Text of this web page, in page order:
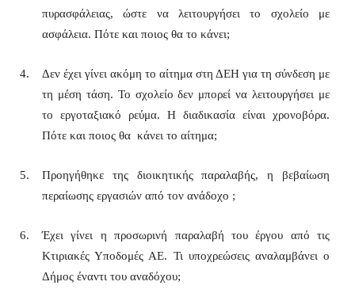
πυρασφάλειας, ώστε να λειτουργήσει το σχολείο με
ασφάλεια. Πότε και ποιος θα το κάνει;
Δεν έχει γίνει ακόμη το αίτημα στη ΔΕΗ για τη σύνδεση με
τη μέση τάση. Το σχολείο δεν μπορεί να λειτουργήσει με
το εργοταξιακό ρεύμα. Η διαδικασία είναι χρονοβόρα.
Πότε και ποιος θα κάνει το αίτημα;
Προηγήθηκε της διοικητικής παραλαβής, η βεβαίωση
περαίωσης εργασιών από τον ανάδοχο ;
Έχει γίνει η προσωρινή παραλαβή του έργου από τις
Κτιριακές Υποδομές ΑΕ. Τι υποχρεώσεις αναλαμβάνει ο
Δήμος έναντι του αναδόχου;